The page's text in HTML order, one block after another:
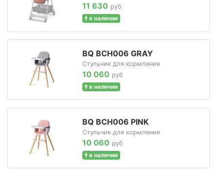
11 630 руб
в наличии
BQ BCH006 GRAY
Стульчик для кормления
10 060 руб
в наличии
BQ BCH006 PINK
Стульчик для кормления
10 060 руб
в наличии